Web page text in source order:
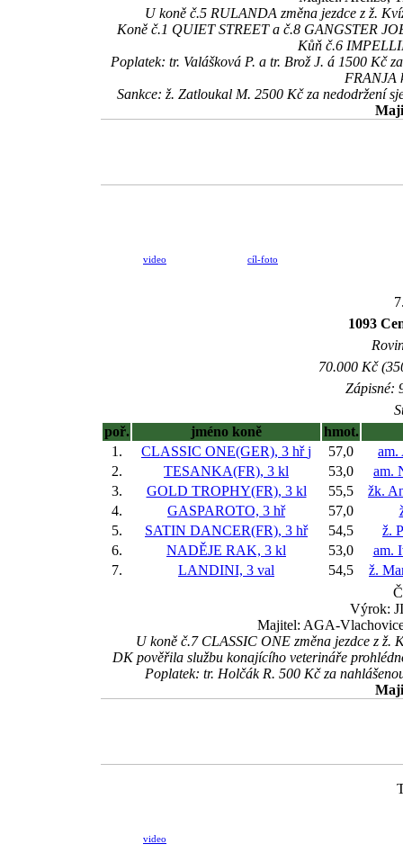
U koně č.5 RULANDA změna jezdce z ž.
Koně č.1 QUIET STREET a č.8 GANGSTER
Kůň č.6
Poplatek: tr. Valášková P. a tr. Brož J. á 1500 Kč
FRANJA
Sankce: ž. Zatloukal M. 2500 Kč za nedodržení
video cíl-foto
1093
70.000 Kč
Zápisné:
poř.
jméno koně
hmot.
1.
CLASSIC ONE(GER), 3 hřj 57,0
am.
2.
TESANKA(FR), 3 kl 53,0
am.
3.
GOLD TROPHY(FR), 3 kl 55,5
žk.
4.
GASPAROTO, 3 hř 57,0
5.
SATIN DANCER(FR), 3 hř 54,5
ž.
6.
NADĚJE RAK, 3 kl 53,0
am.
7.
LANDINI, 3 val 54,5
ž.
Výrok:
Majitel: AGA-
U koně č.7 CLASSIC ONE změna jezdce z ž.
DK pověřila službu konajícího veterináře
Poplatek: tr. Holčák R. 500 Kč za
video